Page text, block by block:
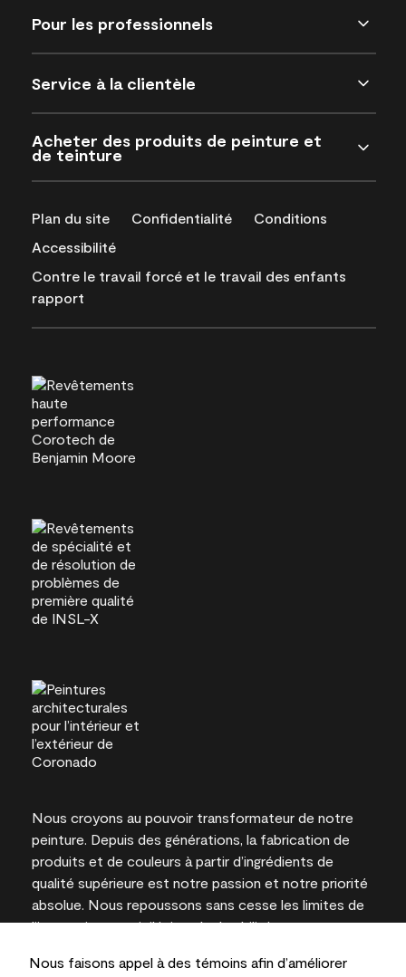
Nous faisons appel à des témoins afin d’améliorer
Pour les professionnels
Service à la clientèle
Acheter des produits de peinture et
de teinture
Plan du site Confidentialité
Conditions
Accessibilité
Contre le travail forcé et le travail des enfants
rapport
Nous croyons au pouvoir transformateur de notre
peinture. Depuis des générations, la fabrication de
produits et de couleurs à partir d’ingrédients de
qualité supérieure est notre passion et notre priorité
absolue. Nous repoussons sans cesse les limites de
l’innovation et privilégions la durabilité pour
l’expertise locale.